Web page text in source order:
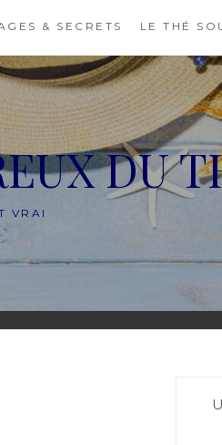
& SECRETS LE THÉ
DU
VRAI